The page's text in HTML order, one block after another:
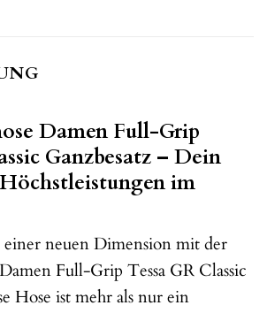
Damen Full-Grip
Ganzbesatz – Dein
im
neuen Dimension mit der
Full-Grip Tessa GR Classic
Hose ist mehr als nur ein